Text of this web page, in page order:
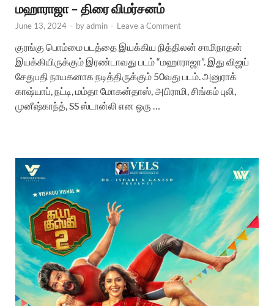
மஹாராஜா – திரை விமர்சனம்
June 13, 2024 - byadmin - Leave a Comment
குரங்கு பொம்மை படத்தை இயக்கிய நித்திலன் சாமிநாதன்
இயக்கியிருக்கும் இரண்டாவது படம் “மஹாராஜா”. இது விஜய்
சேதுபதி நாயகனாக நடித்திருக்கும் 50வது படம். அனுராக்
காஷ்யாப், நட்டி, மம்தா மோகன்தாஸ், அபிராமி, சிங்கம் புலி,
முனீஷ்காந்த், SS ஸ்டான்லி என ஒரு …